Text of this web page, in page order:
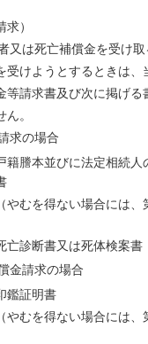
求）
又は死亡補償金を受け
受けようとするときは、
等請求書及び次に掲げる
。
求の場合
籍謄本並びに法定相続人
やむを得ない場合には、
亡診断書又は死体検案書
金請求の場合
鑑証明書
やむを得ない場合には、